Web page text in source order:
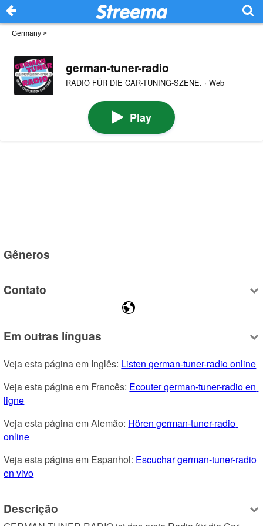
Germany >
german-tuner-radio
RADIO FÜR DIE CAR-TUNING-SZENE. · Web
Play
Gêneros
Contato
Em outras línguas
Veja esta página em Inglês: Listen german-tuner-radio online
Veja esta página em Francês: Ecouter german-tuner-radio en
ligne
Veja esta página em Alemão: Hören german-tuner-radio
online
Veja esta página em Espanhol: Escuchar german-tuner-radio
en vivo
Descrição